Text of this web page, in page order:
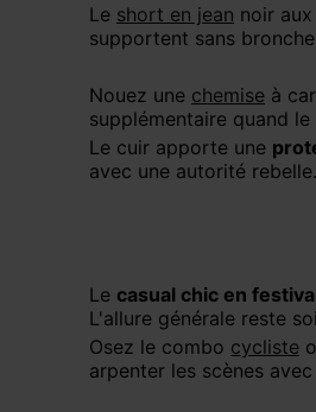
Le short en jean noir
supportent sans
Nouez une chemise à
supplémentaire quand
Le cuir apporte une
avec une autorité rebelle.
Le casual chic en
L'allure générale reste
Osez le combo cycliste
arpenter les scènes